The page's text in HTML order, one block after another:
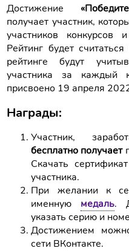
Достижение
получает участник,
участников конкурсов
Рейтинг будет
рейтинге будут
участника за каждый
присвоено 19 апреля
Награды:
Участник,
бесплатно получает
Скачать
участника.
При желании к
именную медаль.
указать серию и
Достижением
сети ВКонтакте.